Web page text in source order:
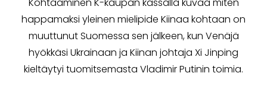
Kohtaaminen K-kaupan kassalla kuvaa miten
happamaksi yleinen mielipide Kiinaa kohtaan on
muuttunut Suomessa sen jälkeen, kun Venäjä
hyökkäsi Ukrainaan ja Kiinan johtaja Xi Jinping
kieltäytyi tuomitsemasta Vladimir Putinin toimia.